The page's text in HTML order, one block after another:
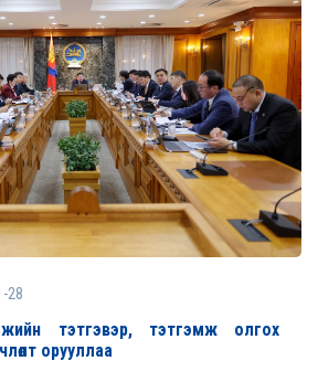
28
тэтгэвэр, тэтгэмж олгох
орууллаа